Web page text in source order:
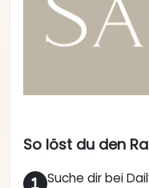
So löst du den
Suche dir bei